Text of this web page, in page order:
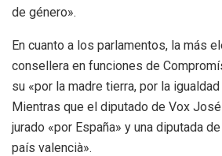
de género».
En cuanto a los parlamentos, la más
consellera en funciones de
su «por la madre tierra, por la
Mientras que el diputado de Vox
jurado «por España» y una diputada
país valencià».